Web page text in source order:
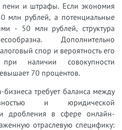
пени и штрафы. Если экономия
млн рублей, а потенциальные
- 50 млн рублей, структура
Дополнительно
спор и вероятность его
наличии совокупности
70 процентов.
бизнеса требует баланса между
и юридической
дробления в сфере онлайн-
отраслевую специфику: